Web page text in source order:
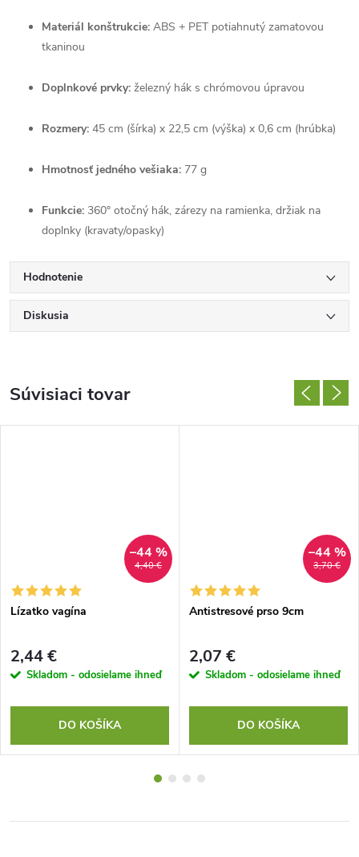
Materiál konštrukcie: ABS + PET potiahnutý zamatovou
tkaninou
Doplnkové prvky: železný hák s chrómovou úpravou
Rozmery: 45 cm (šírka) x 22,5 cm (výška) x 0,6 cm (hrúbka)
Hmotnosť jedného vešiaka: 77 g
Funkcie: 360° otočný hák, zárezy na ramienka, držiak na
doplnky (kravaty/opasky)
Hodnotenie
Diskusia
Súvisiaci tovar
4,40 €
–44 %
Lízatko vagína
2,44 €
Skladom - odosielame ihneď
DO KOŠÍKA
3,70 €
–44 %
Antistresové prso 9cm
2,07 €
Skladom - odosielame ihneď
DO KOŠÍKA